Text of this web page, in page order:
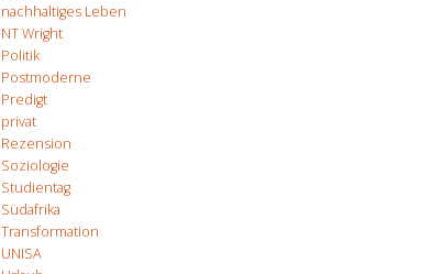
nachhaltiges Leben
NT Wright
Politik
Postmoderne
Predigt
privat
Rezension
Soziologie
Studientag
Südafrika
Transformation
UNISA